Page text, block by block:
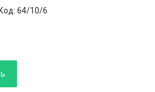
Код: 64/10/6